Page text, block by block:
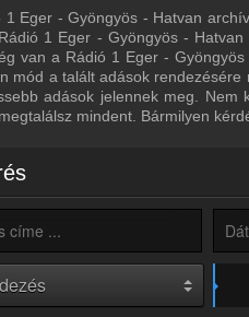
1 Eger - Gyöngyös - Hatvan
1 Eger - Gyöngyös -
van a Rádió 1 Eger -
mód a talált adások
adások jelennek meg. Nem
mindent. Bármilyen